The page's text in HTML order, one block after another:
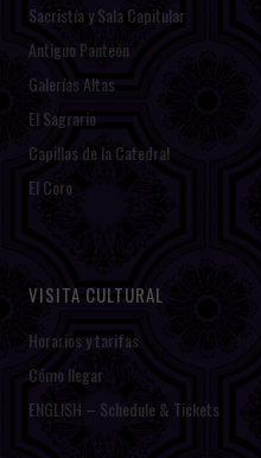
Sacristía y Sala Capitular
Antiguo Panteón
Galerías Altas
El Sagrario
Capillas de la Catedral
El Coro
VISITA CULTURAL
Horarios y tarifas
Cómo llegar
ENGLISH – Schedule & Tickets